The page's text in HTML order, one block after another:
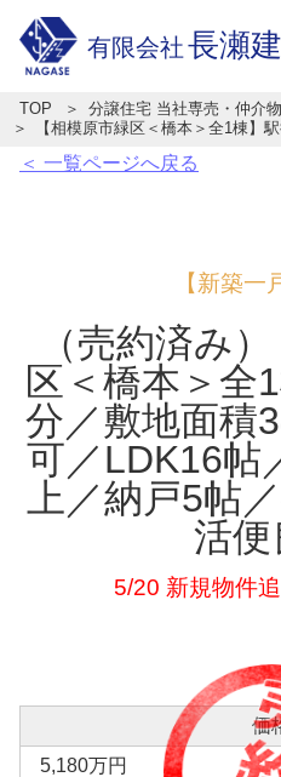
有限会社長瀬
TOP
分譲住宅 当社専売・仲介
【相模原市緑区＜橋本＞全1棟】
＜ 一覧ページへ戻る
【新築一
（売約済み
区＜橋本＞全
分／敷地面積
可／LDK16帖
上／納戸5帖
活便
5/20 新規物件
価
5,180万円